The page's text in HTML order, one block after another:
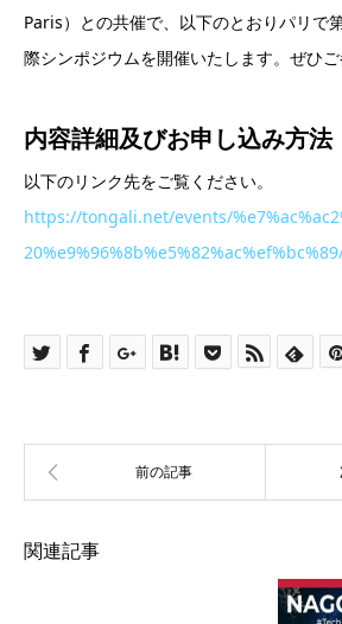
Paris）との共催で、以下のとおりパリで
際シンポジウムを開催いたします。ぜひご
内容詳細及びお申し込み方法
以下のリンク先をご覧ください。
https://tongali.net/events/
関連記事